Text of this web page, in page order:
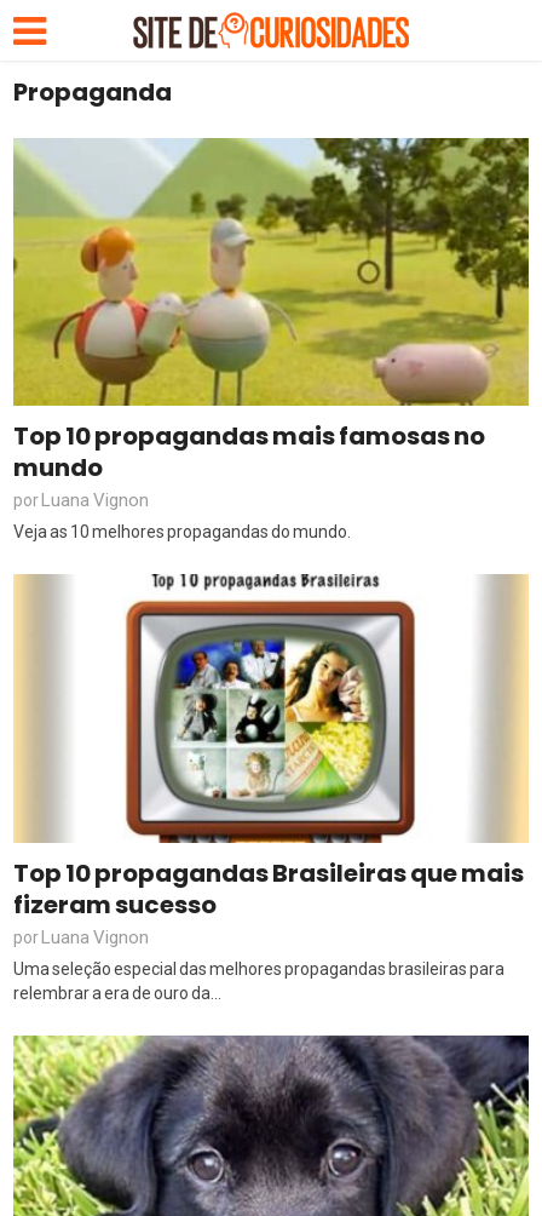
Propaganda
Top 10 propagandas mais famosas no
mundo
porLuana Vignon
Veja as 10 melhores propagandas do mundo.
Top 10 propagandas Brasileiras que mais
fizeram sucesso
porLuana Vignon
Uma seleção especial das melhores propagandas brasileiras para
relembrar a era de ouro da...